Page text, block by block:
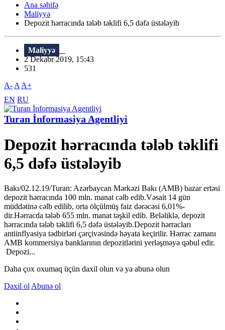
Ana səhifə
Maliyyə
Depozit hərracında tələb təklifi 6,5 dəfə üstələyib
Maliyyə
2 Dekabr 2019, 15:43
531
A- A A+
EN RU
Turan İnformasiya Agentliyi
Depozit hərracında tələb təklifi
6,5 dəfə üstələyib
Bakı/02.12.19/Turan: Azərbaycan Mərkəzi Bakı (AMB) bazar ertəsi
depozit hərracında 100 mln. manat cəlb edib.Vəsait 14 gün
müddətinə cəlb edilib, orta ölçülmüş faiz dərəcəsi 6,01%-
dir.Hərracda tələb 655 mln. manat təşkil edib. Beləliklə, depozit
hərracında tələb təklifi 6,5 dəfə üstələyib.Depozit hərracları
antiinflyasiya tədbirləri çərçivəsində həyata keçirilir. Hərrac zamanı
AMB kommersiya banklarının depozitlərini yerləşməyə qəbul edir.
Depozi...
Daha çox oxumaq üçün daxil olun və ya abunə olun
Daxil ol Abunə ol